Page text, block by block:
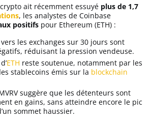
ait récemment essuyé plus de 1,7
, les analystes de Coinbase
positifs pour Ethereum (ETH) :
les exchanges sur 30 jours sont
réduisant la pression vendeuse.
ETH reste soutenue, notamment par les
les stablecoins émis sur la blockchain
suggère que les détenteurs sont
en gains, sans atteindre encore le pic
sommet haussier.